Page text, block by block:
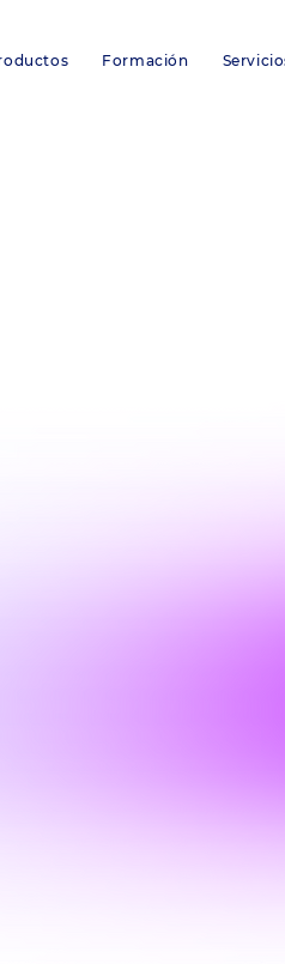
Formación